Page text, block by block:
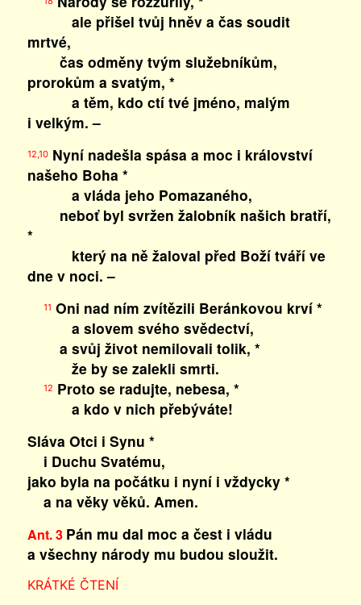
ale přišel tvůj hněv a čas soudit
mrtvé,
čas odměny tvým služebníkům,
prorokům a svatým, *
a těm, kdo ctí tvé jméno, malým
i velkým. –
12,10Nyní nadešla spása a moc i království
našeho Boha *
a vláda jeho Pomazaného,
neboť byl svržen žalobník našich bratří,
*
který na ně žaloval před Boží tváří ve
dne v noci. –
11 Oni nad ním zvítězili Beránkovou krví *
a slovem svého svědectví,
a svůj život nemilovali tolik, *
že by se zalekli smrti.
12 Proto se radujte, nebesa, *
a kdo v nich přebýváte!
Sláva Otci i Synu *
i Duchu Svatému,
jako byla na počátku i nyní i vždycky *
a na věky věků. Amen.
Ant. 3 Pán mu dal moc a čest i vládu
a všechny národy mu budou sloužit.
KRÁTKÉ ČTENÍ